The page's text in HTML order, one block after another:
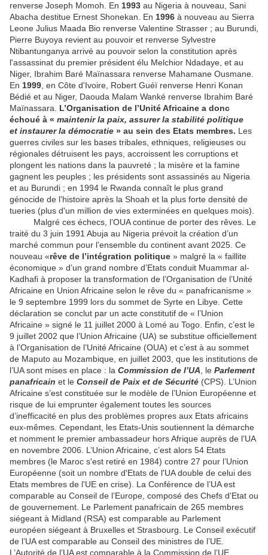
renverse Joseph Momoh. En 1993 au Nigeria à nouveau, Sani
Abacha destitue Ernest Shonekan.
En 1996 à nouveau au Sierra
Leone Julius Maada Bio renverse Valentine Strasser ; au Burundi,
Pierre Buyoya revient au pouvoir et renverse Sylvestre
Ntibantunganya arrivé au pouvoir selon la constitution après
l'assassinat du premier président élu Melchior Ndadaye, et au
Niger, Ibrahim Baré Maïnassara renverse Mahamane Ousmane.
En 1999 , en Côte d'Ivoire, Robert Guéï renverse Henri Konan
Bédié et au Niger, Daouda Malam Wanké renverse Ibrahim Baré
Maïnassara. L’Organisation de l’Unité Africaine a donc
échoué à « maintenir la paix, assurer la stabilité politique
et instaurer la démocratie » au sein des Etats membres. Les
guerres civiles sur les bases tribales, ethniques, religieuses ou
régionales détruisent les pays, accroissent les corruptions et
plongent les nations dans la pauvreté ; la misère et la famine
gagnent les peuples ; les présidents sont assassinés au Nigeria
et au Burundi ; en 1994 le Rwanda connaît le plus grand
génocide de l'histoire après la Shoah et la plus forte densité de
tueries (plus d'un million de vies exterminées en quelques mois).
Malgré ces échecs, l’OUA continue de porter des rêves. Le
traité du 3 juin 1991 Abuja au Nigeria prévoit la création d’un
marché commun pour l’ensemble du continent avant 2025. Ce
nouveau «rêve de l’intégration politique » malgré la « faillite
économique » d’un grand nombre d’Etats conduit Muammar al-
Kadhafi à proposer la transformation de l’Organisation de l’Unité
Africaine en Union Africaine selon le rêve du « panafricanisme »
le 9 septembre 1999 lors du sommet de Syrte en Libye. Cette
déclaration se conclut par un acte constitutif de « l’Union
Africaine » signé le 11 juillet 2000 à Lomé au Togo. Enfin, c’est le
9 juillet 2002 que l’Union Africaine (UA) se substitue officiellement
à l’Organisation de l’Unité Africaine (OUA) et c’est à au sommet
de Maputo au Mozambique, en juillet 2003, que les institutions de
l’UA sont mises en place : la Commission de l’UA , le Parlement
panafricain et le Conseil de Paix et de Sécurité (CPS). L’Union
Africaine s’est constituée sur le modèle de l’Union Européenne et
risque de lui emprunter également toutes les sources
d’inefficacité en plus des problèmes propres aux Etats africains
eux-mêmes. Cependant, les Etats-Unis soutiennent la démarche
et nomment le premier ambassadeur hors Afrique auprès de l’UA
en novembre 2006. L’Union Africaine, c’est alors 54 Etats
membres (le Maroc s'est retiré en 1984) contre 27 pour l’Union
Européenne (soit un nombre d'Etats de l'UA double de celui des
Etats membres de l'UE en crise). La Conférence de l’UA est
comparable au Conseil de l’Europe, composé des Chefs d’Etat ou
de gouvernement. Le Parlement panafricain de 265 membres
siégeant à Midland (RSA) est comparable au Parlement
européen siégeant à Bruxelles et Strasbourg. Le Conseil exécutif
de l’UA est comparable au Conseil des ministres de l’UE.
L’Autorité de l’UA est comparable à la Commission de l’UE,